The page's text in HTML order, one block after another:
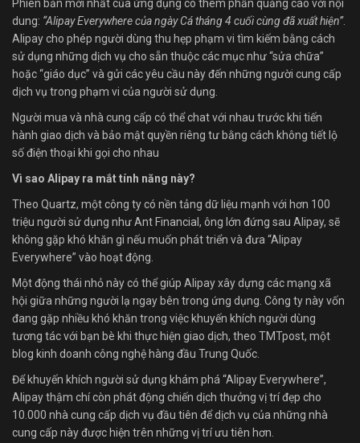
Phiên bản mới nhất của ứng dụng có thêm phần quảng cáo với nội
dung: “Alipay Everywhere của ngày Cá tháng 4 cuối cùng đã xuất hiện”.
Alipay cho phép người dùng thu hẹp phạm vi tìm kiếm bằng cách
sử dụng những dịch vụ cho sẵn thuộc các mục như “sửa chữa”
hoặc “giáo dục” và gửi các yêu cầu này đến những người cung cấp
dịch vụ trong phạm vi của người sử dụng.
Người mua và nhà cung cấp có thể chat với nhau trước khi tiến
hành giao dịch và bảo mật quyền riêng tư bằng cách không tiết lộ
số điện thoại khi gọi cho nhau
Vì sao Alipay ra mắt tính năng này?
Theo Quartz, một công ty có nền tảng dữ liệu mạnh với hơn 100
triệu người sử dụng như Ant Financial, ông lớn đứng sau Alipay, sẽ
không gặp khó khăn gì nếu muốn phát triển và đưa “Alipay
Everywhere” vào hoạt động.
Một động thái nhỏ này có thể giúp Alipay xây dựng các mạng xã
hội giữa những người lạ ngay bên trong ứng dụng. Công ty này vốn
đang gặp nhiều khó khăn trong việc khuyến khích người dùng
tương tác với bạn bè khi thực hiện giao dịch, theo TMTpost, một
blog kinh doanh công nghệ hàng đầu Trung Quốc.
Để khuyến khích người sử dụng khám phá “Alipay Everywhere”,
Alipay thậm chí còn phát động chiến dịch thưởng vị trí đẹp cho
10.000 nhà cung cấp dịch vụ đầu tiên để dịch vụ của những nhà
cung cấp này được hiện trên những vị trí ưu tiên hơn.